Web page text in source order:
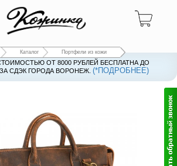
Каталог Портфели из кожи
ОТ 8000 РУБЛЕЙ БЕСПЛАТНА ДО
СДЭК ГОРОДА ВОРОНЕЖ.(*ПОДРОБНЕЕ)